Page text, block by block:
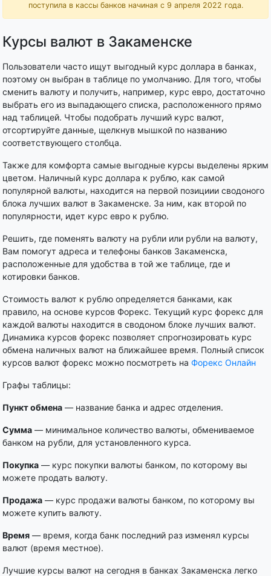
поступила в кассы банков начиная с 9 апреля 2022 года.
Курсы валют в Закаменске
Пользователи часто ищут выгодный курс доллара в банках,
поэтому он выбран в таблице по умолчанию. Для того, чтобы
сменить валюту и получить, например, курс евро, достаточно
выбрать его из выпадающего списка, расположенного прямо
над таблицей. Чтобы подобрать лучший курс валют,
отсортируйте данные, щелкнув мышкой по названию
соответствующего столбца.
Также для комфорта самые выгодные курсы выделены ярким
цветом. Наличный курс доллара к рублю, как самой
популярной валюты, находится на первой позициии сводоного
блока лучших валют в Закаменске. За ним, как второй по
популярности, идет курс евро к рублю.
Решить, где поменять валюту на рубли или рубли на валюту,
Вам помогут адреса и телефоны банков Закаменска,
расположенные для удобства в той же таблице, где и
котировки банков.
Стоимость валют к рублю определяется банками, как
правило, на основе курсов Форекс. Текущий курс форекс для
каждой валюты находится в сводоном блоке лучших валют.
Динамика курсов форекс позволяет спрогнозировать курс
обмена наличных валют на ближайшее время. Полный список
курсов валют форекс можно посмотреть на Форекс Онлайн
Графы таблицы:
Пункт обмена — название банка и адрес отделения.
Сумма — минимальное количество валюты, обмениваемое
банком на рубли, для установленного курса.
Покупка — курс покупки валюты банком, по которому вы
можете продать валюту.
Продажа — курс продажи валюты банком, по которому вы
можете купить валюту.
Время — время, когда банк последний раз изменял курсы
валют (время местное).
Лучшие курсы валют на сегодня в банках Закаменска легко